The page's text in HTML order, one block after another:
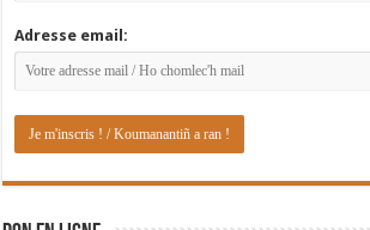
Adresse email: